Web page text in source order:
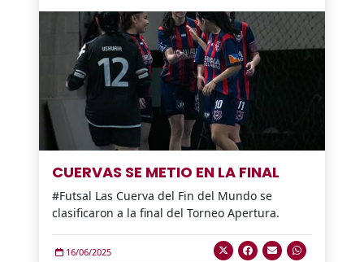
CUERVAS SE METIO EN LA FINAL
#Futsal Las Cuerva del Fin del Mundo se
clasificaron a la final del Torneo Apertura.
16/06/2025